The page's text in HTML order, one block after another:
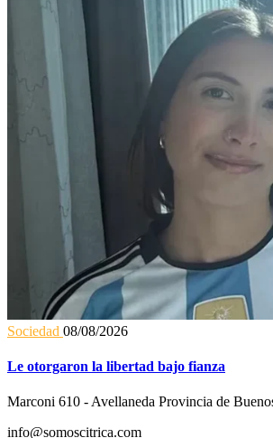
Sociedad 08/08/2026
Le otorgaron la libertad bajo fianza
Marconi 610 - Avellaneda Provincia de
info@somoscitrica.com